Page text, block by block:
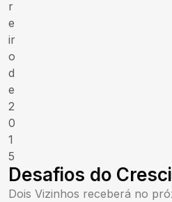
r
e
ir
o
d
e
2
0
1
5
Desafios do
Dois Vizinhos receberá no